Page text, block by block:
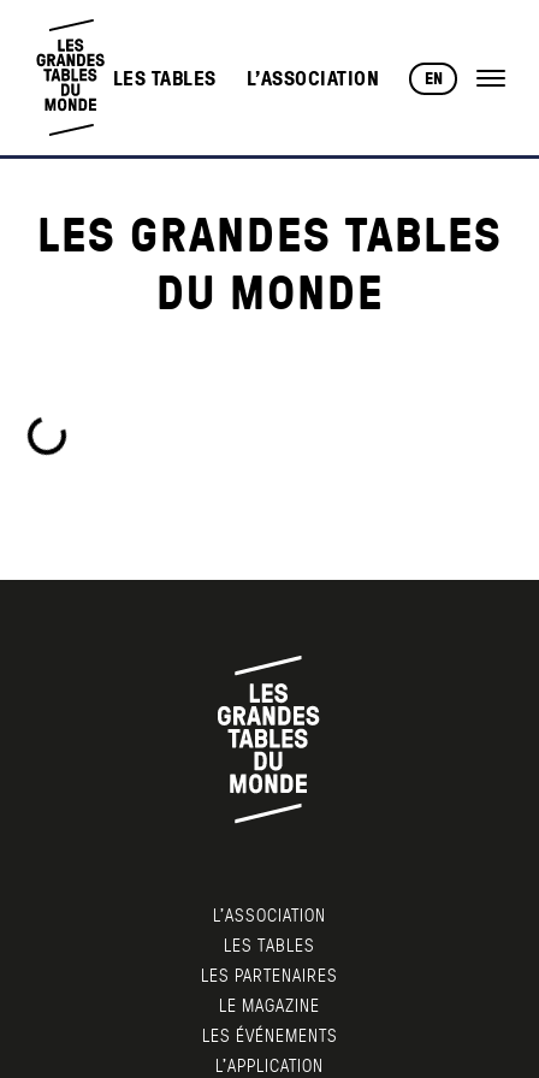
LES TABLES L’ASSOCIATION EN
LES GRANDES TABLES
DU MONDE
Chargement...
L’ASSOCIATION
LES TABLES
LES PARTENAIRES
LE MAGAZINE
LES ÉVÉNEMENTS
L’APPLICATION